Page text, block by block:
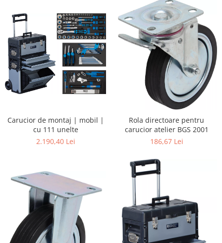
Carucior de montaj | mobil |
cu 111 unelte
2.190,40 Lei
Rola directoare pentru
carucior atelier BGS 2001
186,67 Lei